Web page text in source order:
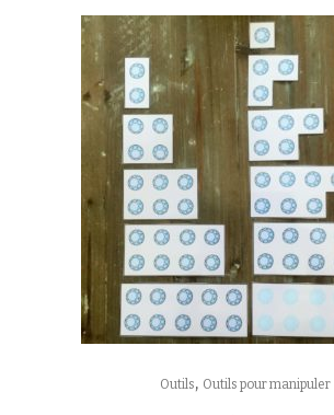
Outils, Outils pour manipuler